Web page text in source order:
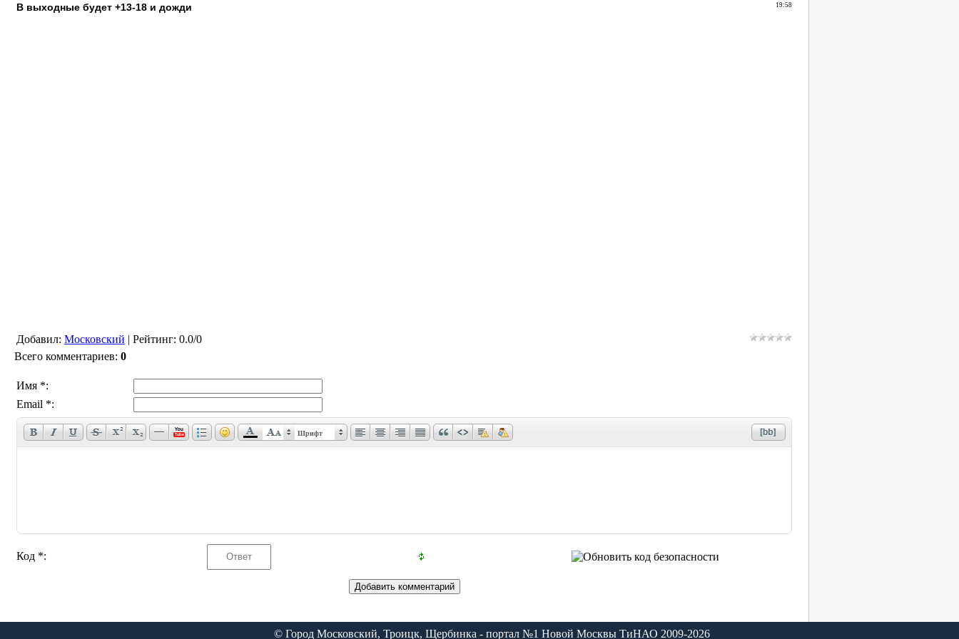
19:58
В выходные будет +13-18 и дожди
Добавил: Московский | Рейтинг: 0.0/0
Всего комментариев: 0
Имя *:
Email *:
Шрифт
Код *:
© Город Московский, Троицк, Щербинка - портал №1 Новой Москвы ТиНАО 2009-2026